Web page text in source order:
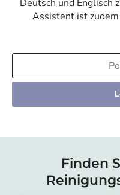
Deutsch und Englisch
Assistent ist
Finden